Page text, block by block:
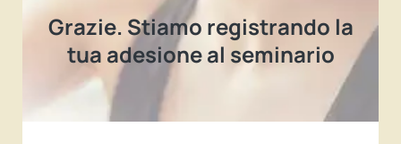
Grazie. Stiamo registrando la
tua adesione al seminario